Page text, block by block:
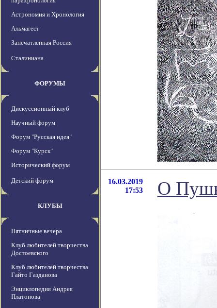
Астрономия и Хронология
Альмагест
Запечатленная Россия
Сталиниана
ФОРУМЫ
Дискуссионный клуб
Научный форум
Форум "Русская идея"
Форум "Курск"
Исторический форум
Детский форум
КЛУБЫ
Пятничные вечера
Клуб любителей творчества
Достоевского
Клуб любителей творчества
Гайто Газданова
Энциклопедия Андрея
Платонова
16.03.2019
17:53
О